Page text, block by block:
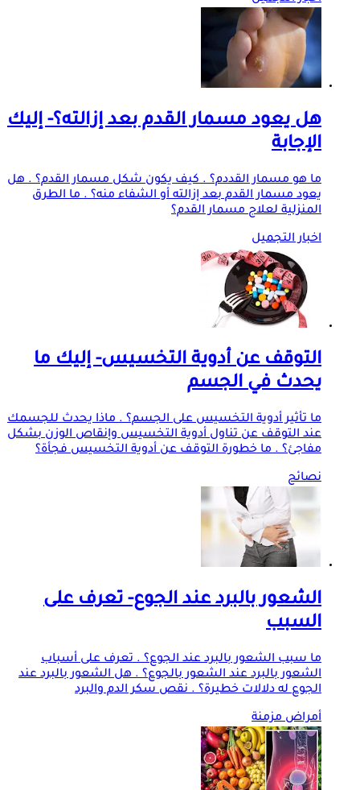
هل يعود مسمار القدم بعد إزالته؟- إليك
الإجابة
ما هو مسمار القددم؟ . كيف يكون شكل مسمار القدم؟ . هل
يعود مسمار القدم بعد إزالته أو الشفاء منه؟ . ما الطرق
المنزلية لعلاج مسمار القدم؟
اخبار التجميل
التوقف عن أدوية التخسيس- إليك ما
يحدث في الجسم
ما تأثير أدوية التخسيس على الجسم؟ . ماذا يحدث للجسمك
عند التوقف عن تناول أدوية التخسيس وإنقاص الوزن بشكل
مفاجئ؟ . ما خطورة التوقف عن أدوية التخسيس فجأة؟
نصائح
الشعور بالبرد عند الجوع- تعرف على
السبب
ما سبب الشعور بالبرد عند الجوع؟ . تعرف على أسباب
الشعور بالبرد عند الشعور بالجوع؟ . هل الشعور بالبرد عند
الجوع له دلالات خطيرة؟ . نقص سكر الدم والبرد
أمراض مزمنة